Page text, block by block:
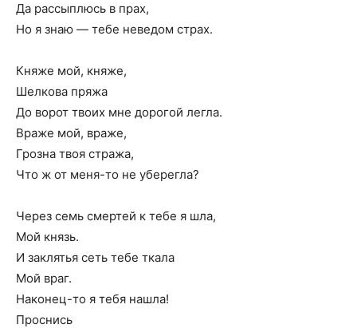
Да рассыплюсь в прах,
Но я знаю — тебе неведом страх.
Княже мой, княже,
Шелкова пряжа
До ворот твоих мне дорогой легла.
Враже мой, враже,
Грозна твоя стража,
Что ж от меня-то не уберегла?
Через семь смертей к тебе я шла,
Мой князь.
И заклятья сеть тебе ткала
Мой враг.
Наконец-то я тебя нашла!
Проснись